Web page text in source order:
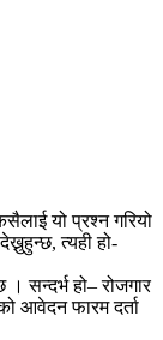
यो प्रश्न गरियो
त्यही हो-
सन्दर्भ हो– रोजगार
आवेदन फारम दर्ता